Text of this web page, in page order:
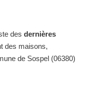
des dernières
des maisons,
de Sospel (06380)